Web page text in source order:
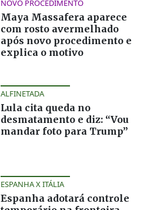
NOVO PROCEDIMENTO
Maya Massafera aparece
com rosto avermelhado
após novo procedimento e
explica o motivo
ALFINETADA
Lula cita queda no
desmatamento e diz: “Vou
mandar foto para Trump”
ESPANHA X ITÁLIA
Espanha adotará controle